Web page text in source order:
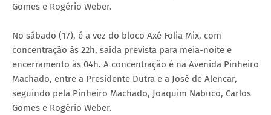
Gomes e Rogério Weber.
No sábado (17), é a vez do bloco Axé Folia Mix, com
concentração às 22h, saída prevista para meia-noite e
encerramento às 04h. A concentração é na Avenida Pinheiro
Machado, entre a Presidente Dutra e a José de Alencar,
seguindo pela Pinheiro Machado, Joaquim Nabuco, Carlos
Gomes e Rogério Weber.